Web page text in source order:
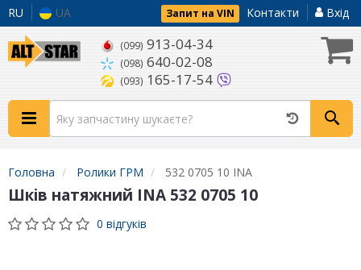
RU UA Запит на VIN Контакти Вхід
(099) 913-04-34
(098) 640-02-08
(093) 165-17-54
Головна Ролики ГРМ 532 0705 10 INA
Шків натяжний INA 532 0705 10
0 відгуків